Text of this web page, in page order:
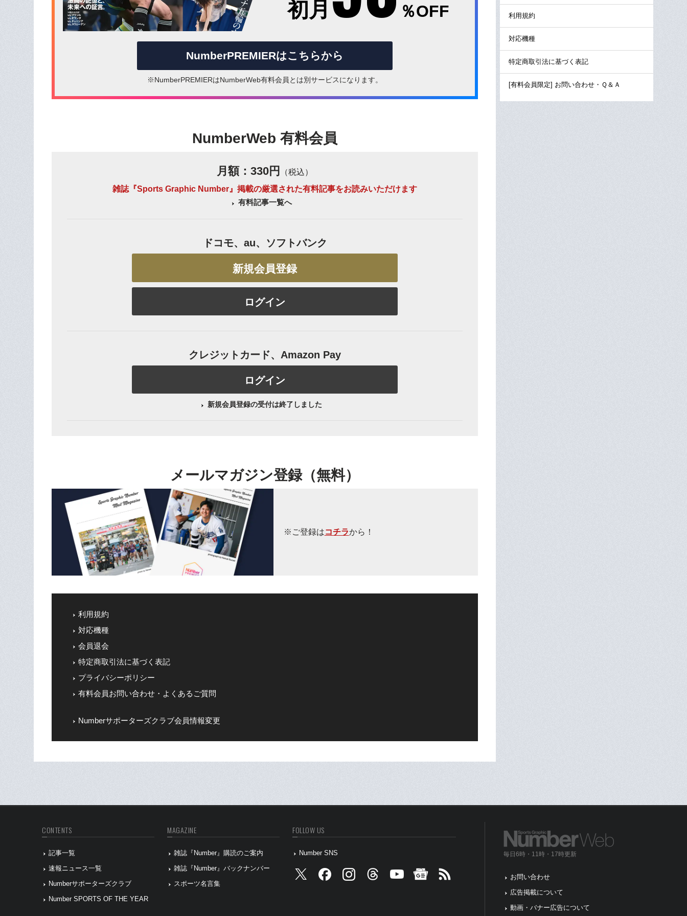
初月 ％OFF
NumberPREMIERはこちらから
※NumberPREMIERはNumberWeb有料会員とは別サービスになります。
NumberWeb 有料会員
月額：330円
（税込）
雑誌『Sports Graphic Number』掲載の厳選された有料記事をお読みいただけます
有料記事一覧へ
ドコモ、au、ソフトバンク
新規会員登録
ログイン
クレジットカード、Amazon Pay
ログイン
新規会員登録の受付は終了しました
メールマガジン登録（無料）
※ご登録はコチラから！
利用規約
対応機種
会員退会
特定商取引法に基づく表記
プライバシーポリシー
有料会員お問い合わせ・よくあるご質問
Numberサポーターズクラブ会員情報変更
利用規約
対応機種
特定商取引法に基づく表記
[有料会員限定] お問い合わせ・Ｑ＆Ａ
CONTENTS
記事一覧
速報ニュース一覧
Numberサポーターズクラブ
Number SPORTS OF THE YEAR
MAGAZINE
雑誌『Number』購読のご案内
雑誌『Number』バックナンバー
スポーツ名言集
FOLLOW US
Number SNS 毎日6時・11時・17時更新
お問い合わせ
広告掲載について
動画・バナー広告について